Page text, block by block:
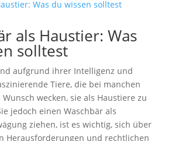
als Haustier: Was
solltest
aufgrund ihrer Intelligenz und
Tiere, die bei manchen
wecken, sie als Haustiere zu
jedoch einen Waschbär als
ziehen, ist es wichtig, sich über
Herausforderungen und rechtlichen